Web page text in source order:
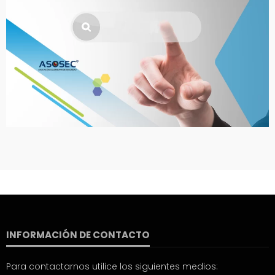
INFORMACIÓN DE CONTACTO
Para contactarnos utilice los siguientes medios: